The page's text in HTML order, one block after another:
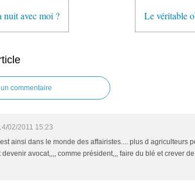
nuit avec moi ? Le véritable
commentaire
02/2011 15:23
ainsi dans le monde des affairistes.... plus d agriculteurs
avocat,,,, comme président,,, faire du blé et crever